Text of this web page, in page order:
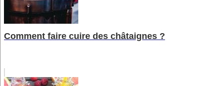
Comment faire cuire des châtaignes ?